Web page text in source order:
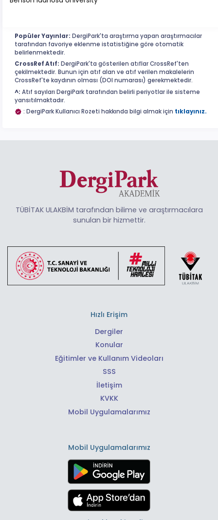
Popüler Yayınlar: DergiPark'ta araştırma yapan araştırmacılar
tarafından favoriye eklenme istatistiğine göre otomatik
belirlenmektedir.
CrossRef Atıf: DergiPark'ta gösterilen atıflar CrossRef'ten
çekilmektedir. Bunun için atıf alan ve atıf verilen makalelerin
CrossRef'te kaydının olması (DOI numarası) gerekmektedir.
^: Atıf sayıları DergiPark tarafından belirli periyotlar ile sisteme
yansıtılmaktadır.
: DergiPark Kullanıcı Rozeti hakkında bilgi almak için tıklayınız.
TÜBİTAK ULAKBİM tarafından bilime ve araştırmacılara
sunulan bir hizmettir.
Hızlı Erişim
Dergiler
Konular
Eğitimler ve Kullanım Videoları
SSS
İletişim
KVKK
Mobil Uygulamalarımız
Mobil Uygulamalarımız